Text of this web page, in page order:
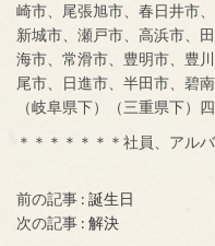
崎市、尾張旭市、春日井市
新城市、瀬戸市、高浜市、
海市、常滑市、豊明市、豊
尾市、日進市、半田市、碧
（岐阜県下）（三重県下）四
＊＊＊＊＊＊＊社員、アル
前の記事 : 誕生日
次の記事 : 解決